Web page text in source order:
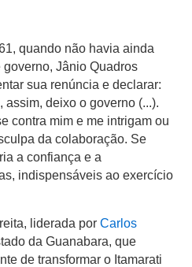
quando não havia ainda
Jânio Quadros
sua renúncia e declarar:
assim, deixo o governo (...).
contra mim e me intrigam ou
da colaboração. Se
a confiança e a
indispensáveis ao exercício
liderada por Carlos
da Guanabara, que
de transformar o Itamarati